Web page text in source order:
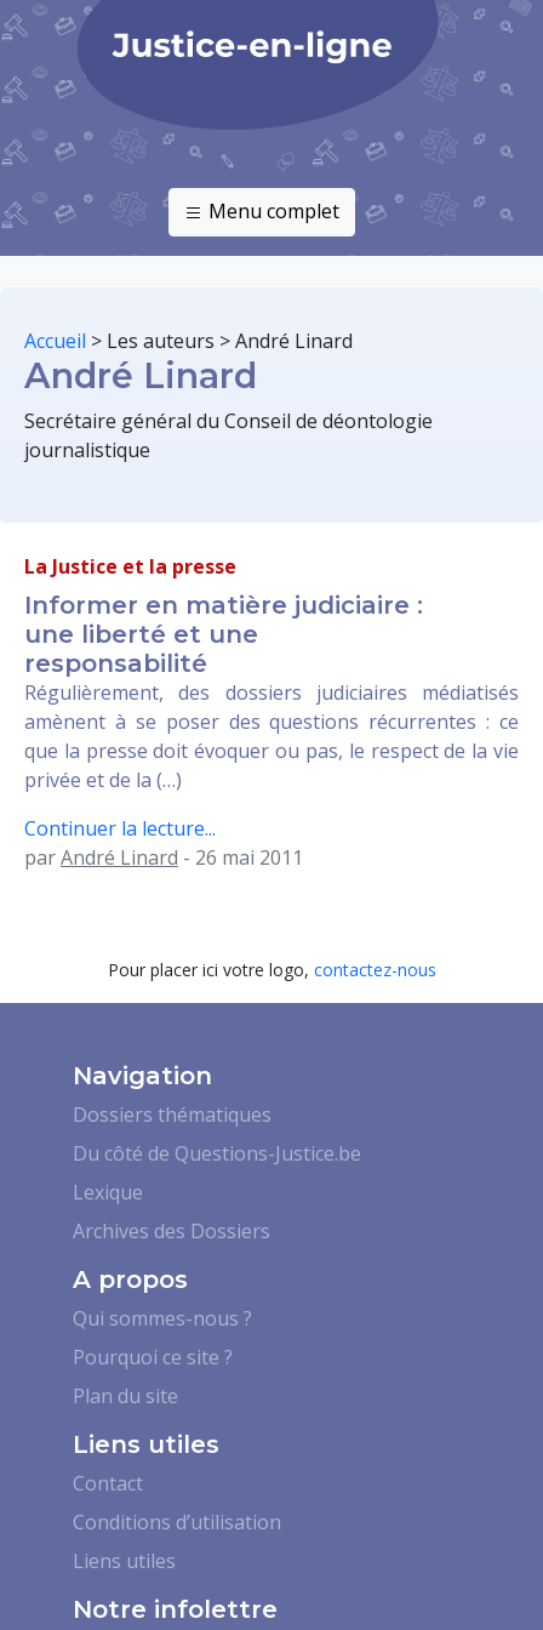
Menu complet
Accueil > Les auteurs >André Linard
André Linard
Secrétaire général du Conseil de déontologie
journalistique
La Justice et la presse
Informer en matière judiciaire :
une liberté et une
responsabilité
Régulièrement, des dossiers judiciaires médiatisés
amènent à se poser des questions récurrentes : ce
que la presse doit évoquer ou pas, le respect de la vie
privée et de la (…)
Continuer la lecture...
parAndré Linard - 26 mai 2011
Pour placer ici votre logo, contactez-nous
Navigation
Dossiers thématiques
Du côté de Questions-Justice.be
Lexique
Archives des Dossiers
A propos
Qui sommes-nous ?
Pourquoi ce site ?
Plan du site
Liens utiles
Contact
Conditions d’utilisation
Liens utiles
Notre infolettre